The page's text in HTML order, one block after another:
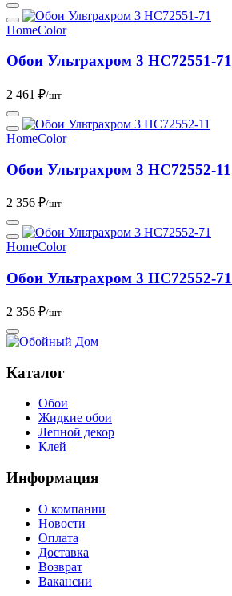
HomeColor
Обои Ультрахром 3 HC72551-71
2 461 ₽/шт
HomeColor
Обои Ультрахром 3 HC72552-11
2 356 ₽/шт
HomeColor
Обои Ультрахром 3 HC72552-71
2 356 ₽/шт
Каталог
Обои
Жидкие обои
Лепной декор
Клей
Информация
О компании
Новости
Оплата
Доставка
Возврат
Вакансии